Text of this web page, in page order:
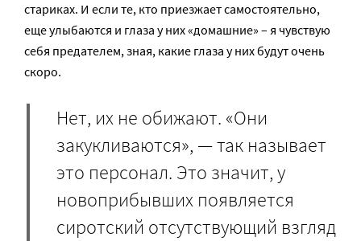
стариках. И если те, кто приезжает самостоятельно,
еще улыбаются и глаза у них «домашние» – я чувствую
себя предателем, зная, какие глаза у них будут очень
скоро.
Нет, их не обижают. «Они
закукливаются», — так называет
это персонал. Это значит, у
новоприбывших появляется
сиротский отсутствующий взгляд